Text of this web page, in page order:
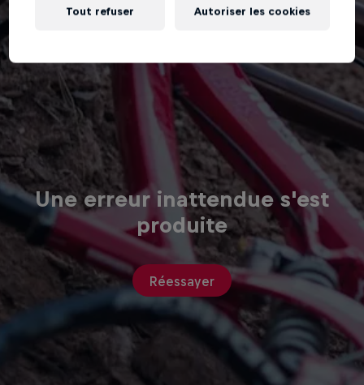
Une erreur inattendue s'est
produite
Réessayer
Tout refuser Autoriser les cookies